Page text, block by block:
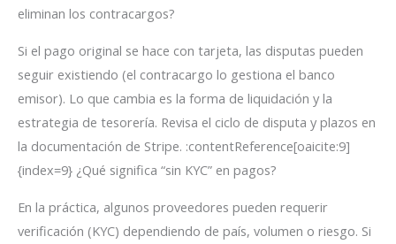
eliminan los contracargos?
Si el pago original se hace con tarjeta, las disputas pueden
seguir existiendo (el contracargo lo gestiona el banco
emisor). Lo que cambia es la forma de liquidación y la
estrategia de tesorería. Revisa el ciclo de disputa y plazos en
la documentación de Stripe. :contentReference[oaicite:9]
{index=9} ¿Qué significa “sin KYC” en pagos?
En la práctica, algunos proveedores pueden requerir
verificación (KYC) dependiendo de país, volumen o riesgo. Si